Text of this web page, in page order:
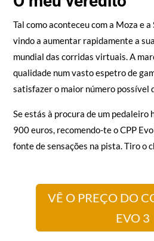
Tal como aconteceu com a Moza e
vindo a aumentar rapidamente a
mundial das corridas virtuais. A
qualidade num vasto espetro de
satisfazer o maior número possível
Se estás à procura de um pedaleiro
900 euros, recomendo-te o CPP
fonte de sensações na pista. Tiro o
VÊ O PREÇO DO
EVO 3